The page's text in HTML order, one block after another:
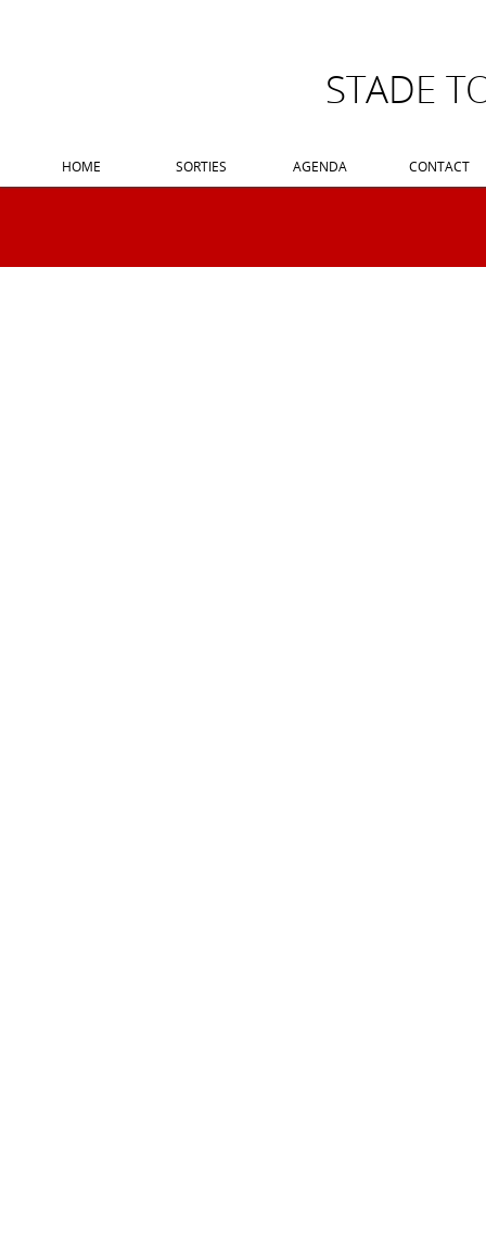
STADE
HOME SORTIES AGENDA CONTACT